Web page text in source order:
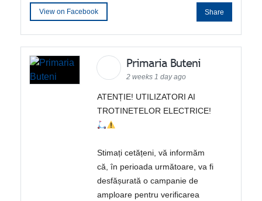
View on Facebook Share
Primaria Buteni
2 weeks 1 day ago
ATENȚIE! UTILIZATORI AI
TROTINETELOR ELECTRICE!
Stimați cetățeni, vă informăm
că, în perioada următoare, va fi
desfășurată o campanie de
amploare pentru verificarea